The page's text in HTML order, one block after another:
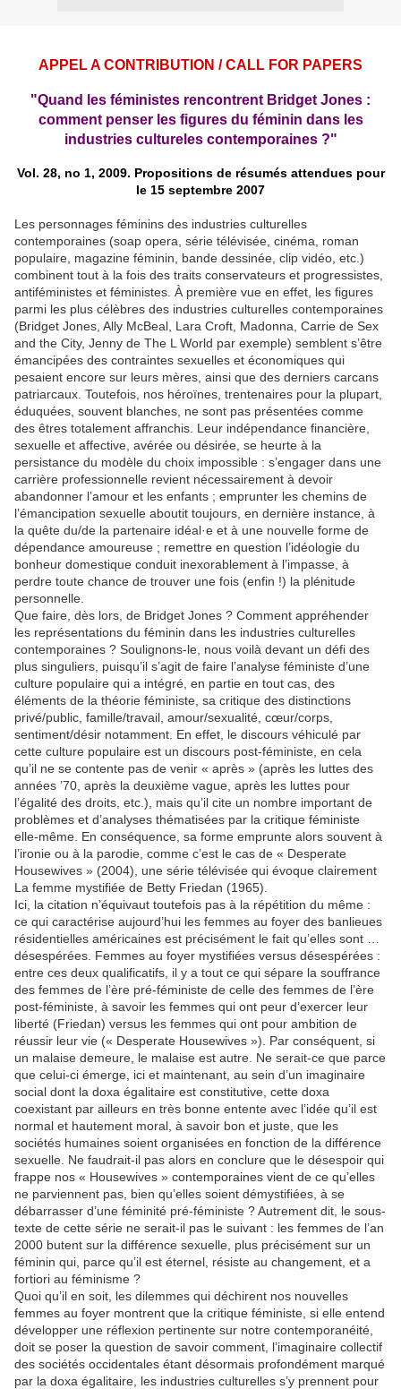
APPEL A CONTRIBUTION / CALL FOR PAPERS
"Quand les féministes rencontrent Bridget Jones :
comment penser les figures du féminin dans les
industries cultureles contemporaines ?"
Vol. 28, no 1, 2009. Propositions de résumés attendues pour
le 15 septembre 2007
Les personnages féminins des industries culturelles
contemporaines (soap opera, série télévisée, cinéma, roman
populaire, magazine féminin, bande dessinée, clip vidéo, etc.)
combinent tout à la fois des traits conservateurs et progressistes,
antiféministes et féministes. À première vue en effet, les figures
parmi les plus célèbres des industries culturelles contemporaines
(Bridget Jones, Ally McBeal, Lara Croft, Madonna, Carrie de Sex
and the City, Jenny de The L World par exemple) semblent s’être
émancipées des contraintes sexuelles et économiques qui
pesaient encore sur leurs mères, ainsi que des derniers carcans
patriarcaux. Toutefois, nos héroïnes, trentenaires pour la plupart,
éduquées, souvent blanches, ne sont pas présentées comme
des êtres totalement affranchis. Leur indépendance financière,
sexuelle et affective, avérée ou désirée, se heurte à la
persistance du modèle du choix impossible : s’engager dans une
carrière professionnelle revient nécessairement à devoir
abandonner l’amour et les enfants ; emprunter les chemins de
l’émancipation sexuelle aboutit toujours, en dernière instance, à
la quête du/de la partenaire idéal·e et à une nouvelle forme de
dépendance amoureuse ; remettre en question l’idéologie du
bonheur domestique conduit inexorablement à l’impasse, à
perdre toute chance de trouver une fois (enfin !) la plénitude
personnelle.
Que faire, dès lors, de Bridget Jones ? Comment appréhender
les représentations du féminin dans les industries culturelles
contemporaines ? Soulignons-le, nous voilà devant un défi des
plus singuliers, puisqu’il s’agit de faire l’analyse féministe d’une
culture populaire qui a intégré, en partie en tout cas, des
éléments de la théorie féministe, sa critique des distinctions
privé/public, famille/travail, amour/sexualité, cœur/corps,
sentiment/désir notamment. En effet, le discours véhiculé par
cette culture populaire est un discours post-féministe, en cela
qu’il ne se contente pas de venir « après » (après les luttes des
années ’70, après la deuxième vague, après les luttes pour
l’égalité des droits, etc.), mais qu’il cite un nombre important de
problèmes et d’analyses thématisées par la critique féministe
elle-même. En conséquence, sa forme emprunte alors souvent à
l’ironie ou à la parodie, comme c’est le cas de « Desperate
Housewives » (2004), une série télévisée qui évoque clairement
La femme mystifiée de Betty Friedan (1965).
Ici, la citation n’équivaut toutefois pas à la répétition du même :
ce qui caractérise aujourd’hui les femmes au foyer des banlieues
résidentielles américaines est précisément le fait qu’elles sont …
désespérées. Femmes au foyer mystifiées versus désespérées :
entre ces deux qualificatifs, il y a tout ce qui sépare la souffrance
des femmes de l’ère pré-féministe de celle des femmes de l’ère
post-féministe, à savoir les femmes qui ont peur d’exercer leur
liberté (Friedan) versus les femmes qui ont pour ambition de
réussir leur vie (« Desperate Housewives »). Par conséquent, si
un malaise demeure, le malaise est autre. Ne serait-ce que parce
que celui-ci émerge, ici et maintenant, au sein d’un imaginaire
social dont la doxa égalitaire est constitutive, cette doxa
coexistant par ailleurs en très bonne entente avec l’idée qu’il est
normal et hautement moral, à savoir bon et juste, que les
sociétés humaines soient organisées en fonction de la différence
sexuelle. Ne faudrait-il pas alors en conclure que le désespoir qui
frappe nos « Housewives » contemporaines vient de ce qu’elles
ne parviennent pas, bien qu’elles soient démystifiées, à se
débarrasser d’une féminité pré-féministe ? Autrement dit, le sous-
texte de cette série ne serait-il pas le suivant : les femmes de l’an
2000 butent sur la différence sexuelle, plus précisément sur un
féminin qui, parce qu’il est éternel, résiste au changement, et a
fortiori au féminisme ?
Quoi qu’il en soit, les dilemmes qui déchirent nos nouvelles
femmes au foyer montrent que la critique féministe, si elle entend
développer une réflexion pertinente sur notre contemporanéité,
doit se poser la question de savoir comment, l’imaginaire collectif
des sociétés occidentales étant désormais profondément marqué
par la doxa égalitaire, les industries culturelles s’y prennent pour